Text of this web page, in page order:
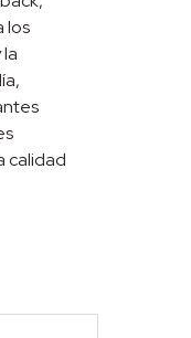
los
calidad